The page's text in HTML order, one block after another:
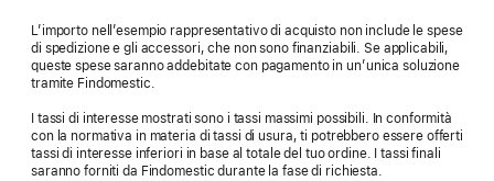
L’importo nell’esempio rappresentativo di acquisto non include le spese
di spedizione e gli accessori, che non sono finanziabili. Se applicabili,
queste spese saranno addebitate con pagamento in un’unica soluzione
tramite Findomestic.
I tassi di interesse mostrati sono i tassi massimi possibili. In conformità
con la normativa in materia di tassi di usura, ti potrebbero essere offerti
tassi di interesse inferiori in base al totale del tuo ordine. I tassi finali
saranno forniti da Findomestic durante la fase di richiesta.